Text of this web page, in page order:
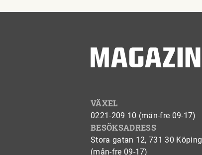
VÄXEL
0221-209 10 (mån-fre 09-17)
BESÖKSADRESS
Stora gatan 12, 731 30 Köping
(mån-fre 09-17)